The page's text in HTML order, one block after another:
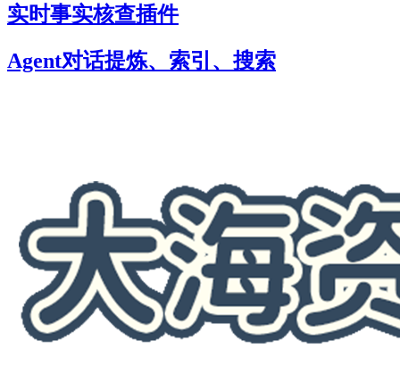
实时事实核查插件
Agent对话提炼、索引、搜索